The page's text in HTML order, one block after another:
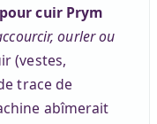
cuir Prym
ourler ou
(vestes,
trace de
abîmerait